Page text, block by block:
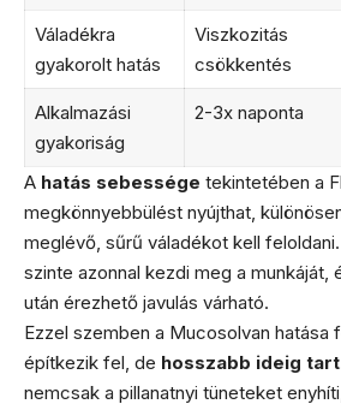
Váladékra
gyakorolt hatás
Viszkozitás
csökkentés
Alkalmazási
gyakoriság
2-3x naponta
A hatás sebessége tekintetében a
megkönnyebbülést nyújthat,
meglévő, sűrű váladékot kell
szinte azonnal kezdi meg a munkáját,
után érezhető javulás várható.
Ezzel szemben a Mucosolvan hatása
építkezik fel, de hosszabb ideig tart
nemcsak a pillanatnyi tüneteket